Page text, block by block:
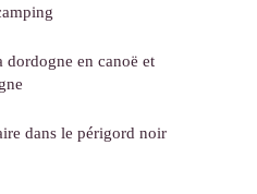
dordogne en canoë et
dans le périgord noir